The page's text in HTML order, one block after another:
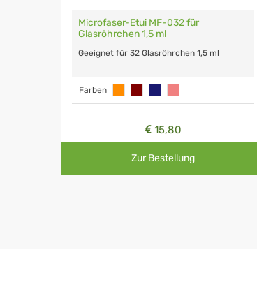
Microfaser-Etui MF-032 für
Glasröhrchen 1,5 ml
Geeignet für 32 Glasröhrchen 1,5 ml
Farben
15,80
Zur Bestellung